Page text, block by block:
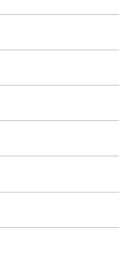
る、残り体力30%